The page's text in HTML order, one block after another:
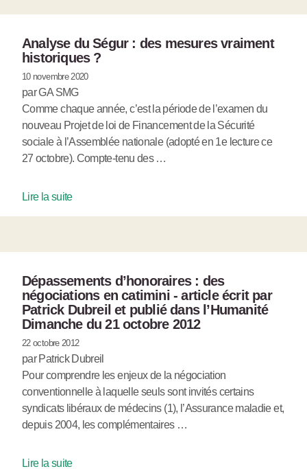
Analyse du Ségur : des mesures vraiment
historiques ?
10 novembre 2020
par GA SMG
Comme chaque année, c’est la période de l’examen du
nouveau Projet de loi de Financement de la Sécurité
sociale à l’Assemblée nationale (adopté en 1e lecture ce
27 octobre). Compte-tenu des …
Lire la suite
Dépassements d’honoraires : des
négociations en catimini - article écrit par
Patrick Dubreil et publié dans l’Humanité
Dimanche du 21 octobre 2012
22 octobre 2012
par Patrick Dubreil
Pour comprendre les enjeux de la négociation
conventionnelle à laquelle seuls sont invités certains
syndicats libéraux de médecins (1), l’Assurance maladie et,
depuis 2004, les complémentaires …
Lire la suite